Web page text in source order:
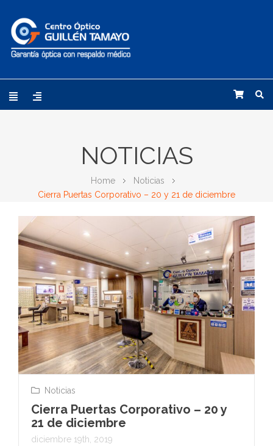
NOTICIAS
Home
Noticias
Cierra Puertas Corporativo – 20 y 21 de diciembre
Noticias
Cierra Puertas Corporativo – 20 y
21 de diciembre
diciembre 19th, 2019